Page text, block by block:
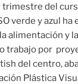
del
verde y azul
alimentación y
trabajo por
del centro,
Plástica